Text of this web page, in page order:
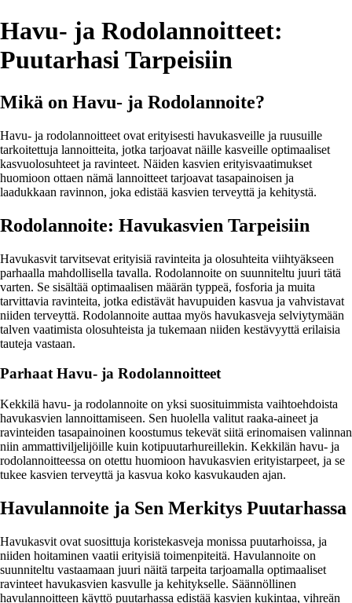
Havu- ja Rodolannoitteet:
Puutarhasi Tarpeisiin
Mikä on Havu- ja Rodolannoite?
Havu- ja rodolannoitteet ovat erityisesti havukasveille ja ruusuille
tarkoitettuja lannoitteita, jotka tarjoavat näille kasveille optimaaliset
kasvuolosuhteet ja ravinteet. Näiden kasvien erityisvaatimukset
huomioon ottaen nämä lannoitteet tarjoavat tasapainoisen ja
laadukkaan ravinnon, joka edistää kasvien terveyttä ja kehitystä.
Rodolannoite: Havukasvien Tarpeisiin
Havukasvit tarvitsevat erityisiä ravinteita ja olosuhteita viihtyäkseen
parhaalla mahdollisella tavalla. Rodolannoite on suunniteltu juuri tätä
varten. Se sisältää optimaalisen määrän typpeä, fosforia ja muita
tarvittavia ravinteita, jotka edistävät havupuiden kasvua ja vahvistavat
niiden terveyttä. Rodolannoite auttaa myös havukasveja selviytymään
talven vaatimista olosuhteista ja tukemaan niiden kestävyyttä erilaisia
tauteja vastaan.
Parhaat Havu- ja Rodolannoitteet
Kekkilä havu- ja rodolannoite on yksi suosituimmista vaihtoehdoista
havukasvien lannoittamiseen. Sen huolella valitut raaka-aineet ja
ravinteiden tasapainoinen koostumus tekevät siitä erinomaisen valinnan
niin ammattiviljelijöille kuin kotipuutarhureillekin. Kekkilän havu- ja
rodolannoitteessa on otettu huomioon havukasvien erityistarpeet, ja se
tukee kasvien terveyttä ja kasvua koko kasvukauden ajan.
Havulannoite ja Sen Merkitys Puutarhassa
Havukasvit ovat suosittuja koristekasveja monissa puutarhoissa, ja
niiden hoitaminen vaatii erityisiä toimenpiteitä. Havulannoite on
suunniteltu vastaamaan juuri näitä tarpeita tarjoamalla optimaaliset
ravinteet havukasvien kasvulle ja kehitykselle. Säännöllinen
havulannoitteen käyttö puutarhassa edistää kasvien kukintaa, vihreän